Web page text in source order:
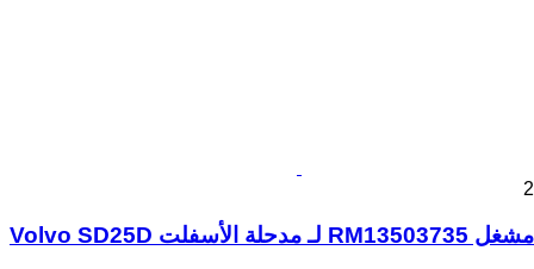
2
مشغل RM13503735 لـ مدحلة الأسفلت Volvo SD25D